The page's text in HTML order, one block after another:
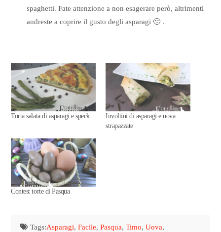
spaghetti. Fate attenzione a non esagerare però, altrimenti
andreste a coprire il gusto degli asparagi 🙂 .
Torta salata di asparagi e speck
Involtini di asparagi e uova
strapazzate
Contest torte di Pasqua
Tags:Asparagi, Facile, Pasqua, Timo, Uova,